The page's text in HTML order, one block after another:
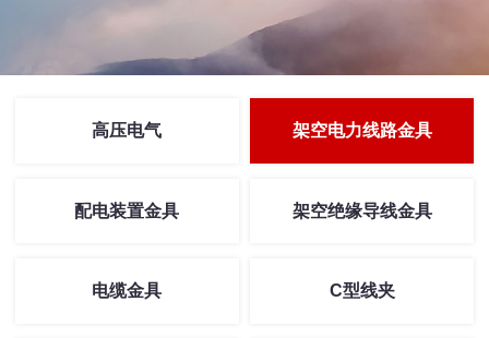
高压电气 架空电力线路金具
配电装置金具 架空绝缘导线金具
电缆金具 C型线夹